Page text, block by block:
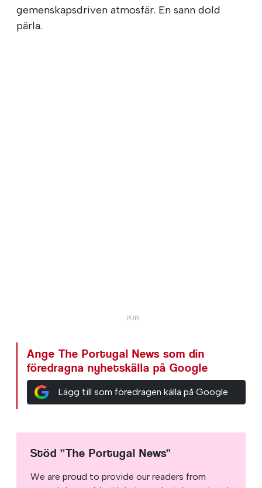
gemenskapsdriven atmosfär. En sann dold
pärla.
Ange The Portugal News som din
föredragna nyhetskälla på Google
Lägg till som föredragen källa på Google
Stöd ”The Portugal News”
We are proud to provide our readers from